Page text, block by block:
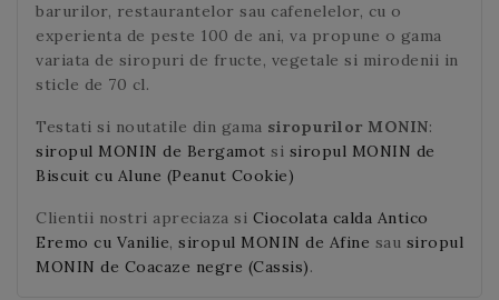
barurilor, restaurantelor sau cafenelelor, cu o
experienta de peste 100 de ani, va propune o gama
variata de siropuri de fructe, vegetale si mirodenii in
sticle de 70 cl.
Testati si noutatile din gama siropurilor MONIN:
siropul MONIN de Bergamot si siropul MONIN de
Biscuit cu Alune (Peanut Cookie)
Clientii nostri apreciaza si Ciocolata calda Antico
Eremo cu Vanilie, siropul MONIN de Afine sau siropul
MONIN de Coacaze negre (Cassis).